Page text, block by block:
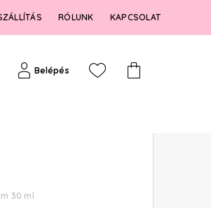
RÓLUNK KAPCSOLAT
Belépés
30 ml